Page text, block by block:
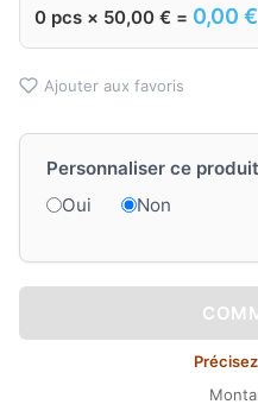
0 pcs × 50,00 € = 0,00 €
Ajouter aux favoris
Personnaliser ce
Oui
Non